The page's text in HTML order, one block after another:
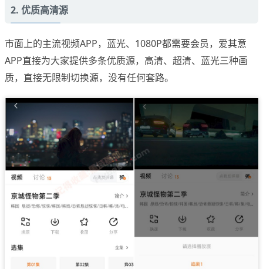
2. 优质高清源
市面上的主流视频APP，蓝光、1080P都需要会员，爱其意
APP直接为大家提供多条优质源，高清、超清、蓝光三种画
质，直接无限制切换源，没有任何套路。